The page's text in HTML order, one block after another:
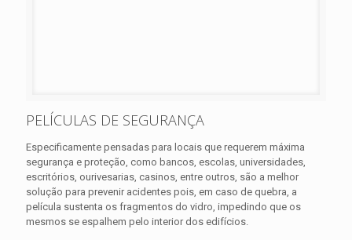
PELÍCULAS DE SEGURANÇA
Especificamente pensadas para locais que requerem máxima
segurança e proteção, como bancos, escolas, universidades,
escritórios, ourivesarias, casinos, entre outros, são a melhor
solução para prevenir acidentes pois, em caso de quebra, a
película sustenta os fragmentos do vidro, impedindo que os
mesmos se espalhem pelo interior dos edifícios.